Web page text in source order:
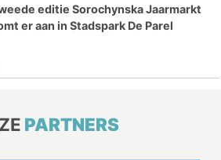
editie Sorochynska Jaarmarkt
er aan in Stadspark De Parel
PARTNERS